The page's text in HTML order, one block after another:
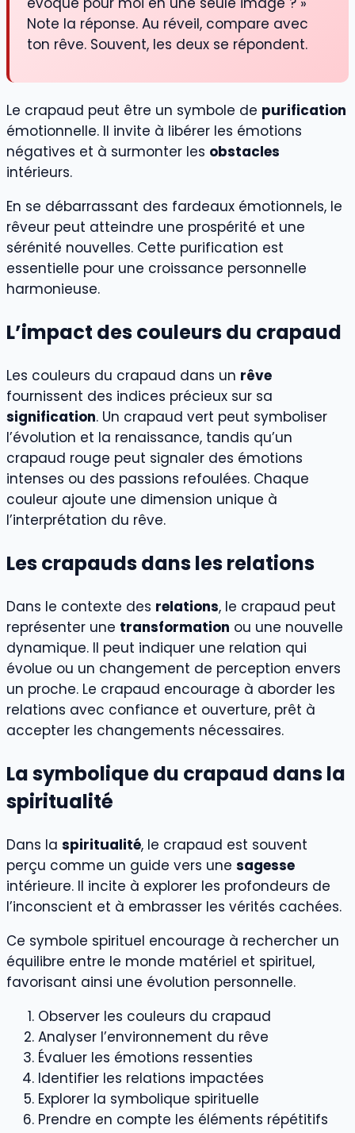
Note la réponse. Au réveil, compare avec
ton rêve. Souvent, les deux se répondent.
Le crapaud peut être un symbole de purification
émotionnelle. Il invite à libérer les émotions
négatives et à surmonter les obstacles
intérieurs.
En se débarrassant des fardeaux émotionnels, le
rêveur peut atteindre une prospérité et une
sérénité nouvelles. Cette purification est
essentielle pour une croissance personnelle
harmonieuse.
L’impact des couleurs du crapaud
Les couleurs du crapaud dans un rêve
fournissent des indices précieux sur sa
signification. Un crapaud vert peut symboliser
l’évolution et la renaissance, tandis qu’un
crapaud rouge peut signaler des émotions
intenses ou des passions refoulées. Chaque
couleur ajoute une dimension unique à
l’interprétation du rêve.
Les crapauds dans les relations
Dans le contexte des relations, le crapaud peut
représenter une transformation ou une nouvelle
dynamique. Il peut indiquer une relation qui
évolue ou un changement de perception envers
un proche. Le crapaud encourage à aborder les
relations avec confiance et ouverture, prêt à
accepter les changements nécessaires.
La symbolique du crapaud dans la
spiritualité
Dans la spiritualité, le crapaud est souvent
perçu comme un guide vers une sagesse
intérieure. Il incite à explorer les profondeurs de
l’inconscient et à embrasser les vérités cachées.
Ce symbole spirituel encourage à rechercher un
équilibre entre le monde matériel et spirituel,
favorisant ainsi une évolution personnelle.
Observer les couleurs du crapaud
Analyser l’environnement du rêve
Évaluer les émotions ressenties
Identifier les relations impactées
Explorer la symbolique spirituelle
Prendre en compte les éléments répétitifs